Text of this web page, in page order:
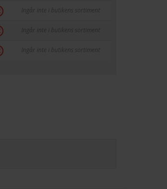
Ingår inte i butikens sortiment
Ingår inte i butikens sortiment
Ingår inte i butikens sortiment